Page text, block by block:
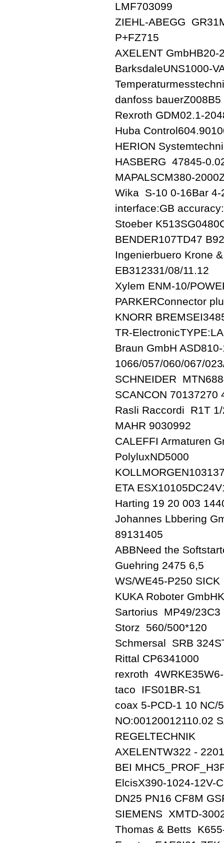
LMF703099
ZIEHL-ABEGG
P+FZ715
AXELENT GmbHB20-
BarksdaleUNS1000-
danfoss
Rexroth GDM02.1-
Huba
HERION
HASBERG 47845-
MAPALSCM380-
Wika S-10 0-16Bar 4-
interface:GB
Stoeber
BENDER107TD47
Ingenierbuero Krone
EB312331/08/11.12
Xylem ENM-10/
PARKERConnector
KNORR
TR-
Braun GmbH
1066/057/060/067/
SCHNEIDER
SCANCON 70137270
Rasli Raccordi R1T
MAHR 9030992
CALEFFI Armaturen
PolyluxND5000
ETA
Harting 19 20 003
Johannes Lbbering
89131405
ABBNeed the
Guehring 2475 6,5
WS/WE45-P250 SICK
KUKA Roboter
Sartorius MP49/23C3
Storz 560/500*120
Schmersal SRB
Rittal CP6341000
rexroth
taco IFS01BR-S1
coax 5-PCD-1 10 NC/
NO:00120012110.02
REGELTECHNIK
AXELENTW322 -
BEI
ElcisX390-1024-12V-
DN25 PN16 CF8M
SIEMENS XMTD-
Thomas & Betts